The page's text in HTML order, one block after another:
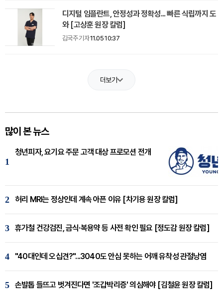
디지털 임플란트, 안정성과 정확성... 빠른 식립까지 도
와 [고상훈 원장 칼럼]
김국주 기자11.05 10:37
더보기
많이 본 뉴스
1
청년피자, 요기요 주문 고객 대상 프로모션 전개
2 허리 MRI는 정상인데 계속 아픈 이유 [차기용 원장 칼럼]
3 휴가철 건강검진, 금식·복용약 등 사전 확인 필요 [정도감 원장 칼럼]
4 "40대인데 오십견?"...3040도 안심 못하는 어깨 유착성 관절낭염
5 손발톱 들뜨고 벗겨진다면 '조갑박리증' 의심해야 [김철윤 원장 칼럼]